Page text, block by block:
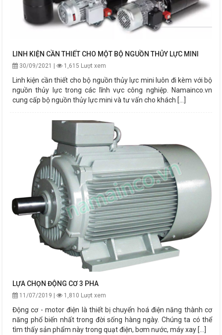
LINH KIỆN CẦN THIẾT CHO MỘT BỘ NGUỒN THỦY LỰC MINI
30/09/2021 | 1,615 Lượt xem
Linh kiện cần thiết cho bộ nguồn thủy lực mini luôn đi kèm với bộ
nguồn thủy lực trong các lĩnh vực công nghiệp. Namainco.vn
cung cấp bộ nguồn thủy lực mini và tư vấn cho khách [...]
LỰA CHỌN ĐỘNG CƠ 3 PHA
11/07/2019 | 1,810 Lượt xem
Động cơ - motor điện là thiết bị chuyển hoá điện năng thành cơ
năng phổ biến nhất trong đời sống hàng ngày. Chúng ta có thể
tìm thấy sản phẩm này trong quạt điện, bơm nước, máy xay [...]